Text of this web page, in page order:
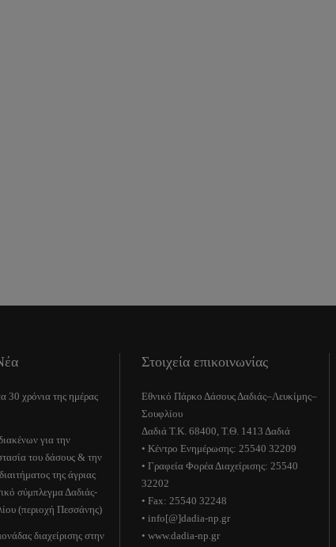
30 χρόνια της ημέρας
για την
του δάσους & την
της άγριας
σύμπλεγμα Δαδιάς-
(περιοχή Πεσσάνης)
διαχείρισης στην
Στοιχεία επικοινωνίας
Εθνικό Πάρκο Δάσους Δαδιάς–Λευκίμης–
Σουφλίου
Δαδιά Τ.Κ. 68400, Τ.Θ. 1413 Δαδιά
• Κέντρο Ενημέρωσης: 25540 32209
• Γραφεία Φορέα Διαχείρισης: 25540
32202
• Fax: 25540 32248
• info[@]dadia-np.gr
• www.dadia-np.gr